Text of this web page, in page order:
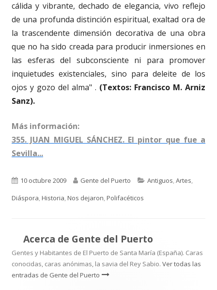
cálida y vibrante, dechado de elegancia, vivo reflejo
de una profunda distinción espiritual, exaltad ora de
la trascendente dimensión decorativa de una obra
que no ha sido creada para producir inmersiones en
las esferas del subconsciente ni para promover
inquietudes existenciales, sino para deleite de los
ojos y gozo del alma" . (Textos: Francisco M. Arniz
Sanz).
Más información:
355. JUAN MIGUEL SÁNCHEZ. El pintor que fue a
Sevilla...
Publicado
el
10 octubre 2009 Autor
Gente del Puerto Categorías
Antiguos,Artes,
Diáspora,Historia,Nos dejaron,Polifacéticos
Acerca de Gente del Puerto
Gentes y Habitantes de El Puerto de Santa María (España). Caras
conocidas, caras anónimas, la savia del Rey Sabio. Ver todas las
entradas de Gente del Puerto